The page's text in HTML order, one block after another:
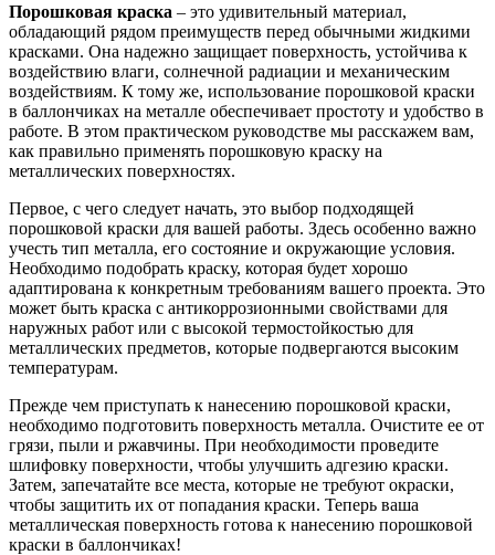
Порошковая краска – это удивительный материал,
обладающий рядом преимуществ перед обычными жидкими
красками. Она надежно защищает поверхность, устойчива к
воздействию влаги, солнечной радиации и механическим
воздействиям. К тому же, использование порошковой краски
в баллончиках на металле обеспечивает простоту и удобство в
работе. В этом практическом руководстве мы расскажем вам,
как правильно применять порошковую краску на
металлических поверхностях.
Первое, с чего следует начать, это выбор подходящей
порошковой краски для вашей работы. Здесь особенно важно
учесть тип металла, его состояние и окружающие условия.
Необходимо подобрать краску, которая будет хорошо
адаптирована к конкретным требованиям вашего проекта. Это
может быть краска с антикоррозионными свойствами для
наружных работ или с высокой термостойкостью для
металлических предметов, которые подвергаются высоким
температурам.
Прежде чем приступать к нанесению порошковой краски,
необходимо подготовить поверхность металла. Очистите ее от
грязи, пыли и ржавчины. При необходимости проведите
шлифовку поверхности, чтобы улучшить адгезию краски.
Затем, запечатайте все места, которые не требуют окраски,
чтобы защитить их от попадания краски. Теперь ваша
металлическая поверхность готова к нанесению порошковой
краски в баллончиках!